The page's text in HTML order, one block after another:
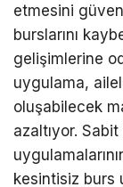
etmesini
burslarını
gelişimlerine
uygulama,
oluşabilecek
azaltıyor.
kesintisiz burs